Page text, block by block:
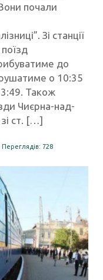
почали
Зі станції
до
о 10:35
Також
Чиєрна-над-
ст. […]
Переглядів: 728